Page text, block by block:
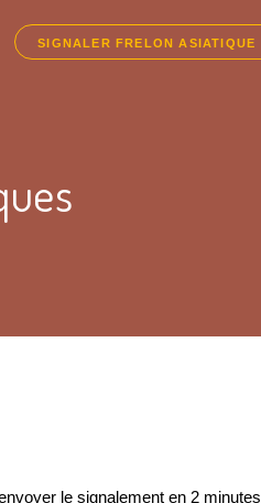
SIGNALER FRELON ASIATIQUE
le signalement en 2 minutes